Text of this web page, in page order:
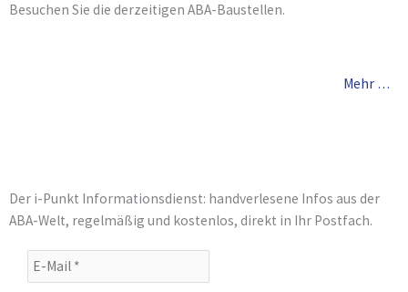
Besuchen Sie die derzeitigen ABA-Baustellen.
Mehr …
Der i-Punkt Informationsdienst: handverlesene Infos aus der
ABA-Welt, regelmäßig und kostenlos, direkt in Ihr Postfach.